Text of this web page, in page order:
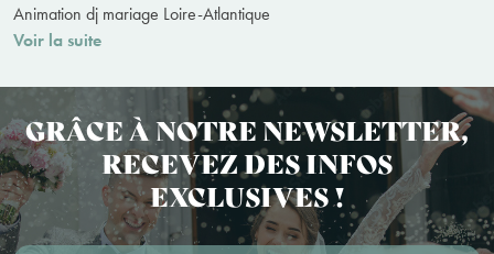
Animation dj mariage Loire-Atlantique
Voir la suite
GRÂCE À NOTRE NEWSLETTER,
RECEVEZ DES INFOS
EXCLUSIVES !